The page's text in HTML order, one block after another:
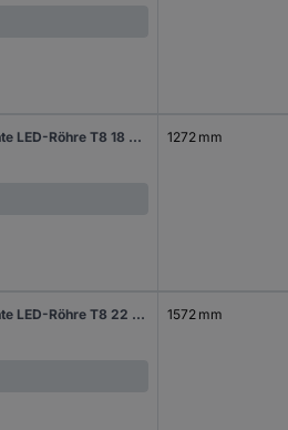
Sygonix LED-Feuchtraum-Wannenleuchte LED-Röhre T8 18 W Neutralweiß Grau (matt) 1272 mm
Sygonix LED-Feuchtraum-Wannenleuchte LED-Röhre T8 22 W Neutralweiß Grau transluzent 1572 mm